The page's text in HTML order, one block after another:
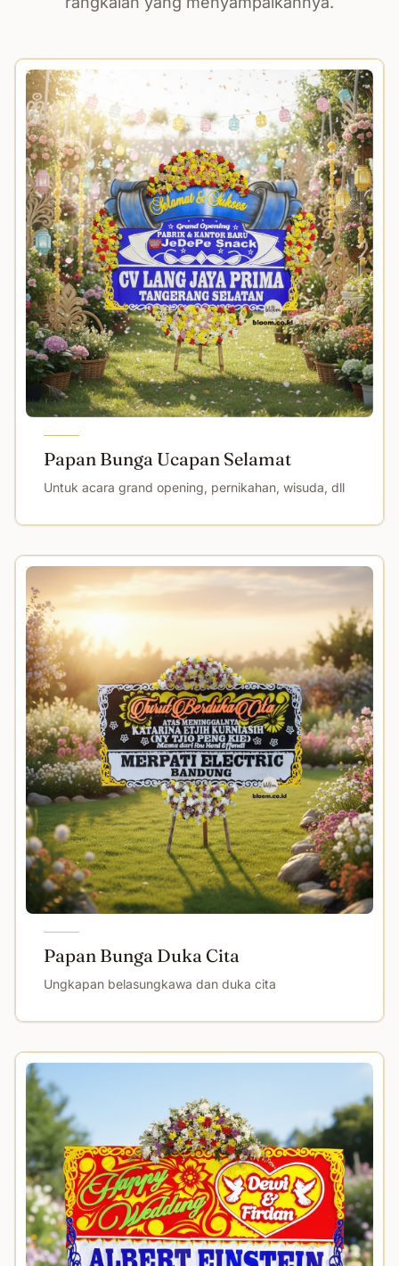
Papan Bunga Ucapan Selamat
Untuk acara grand opening, pernikahan, wisuda, dll
Papan Bunga Duka Cita
Ungkapan belasungkawa dan duka cita